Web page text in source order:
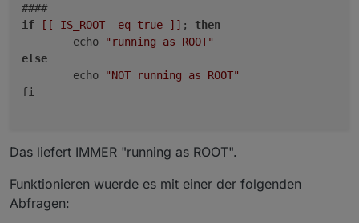
if
[[ IS_ROOT -eq true ]] ; then
        echo
"running as ROOT"
else
        echo
"NOT running as ROOT"
fi
Das liefert IMMER "running as ROOT".
Funktionieren wuerde es mit einer der folgenden
Abfragen: